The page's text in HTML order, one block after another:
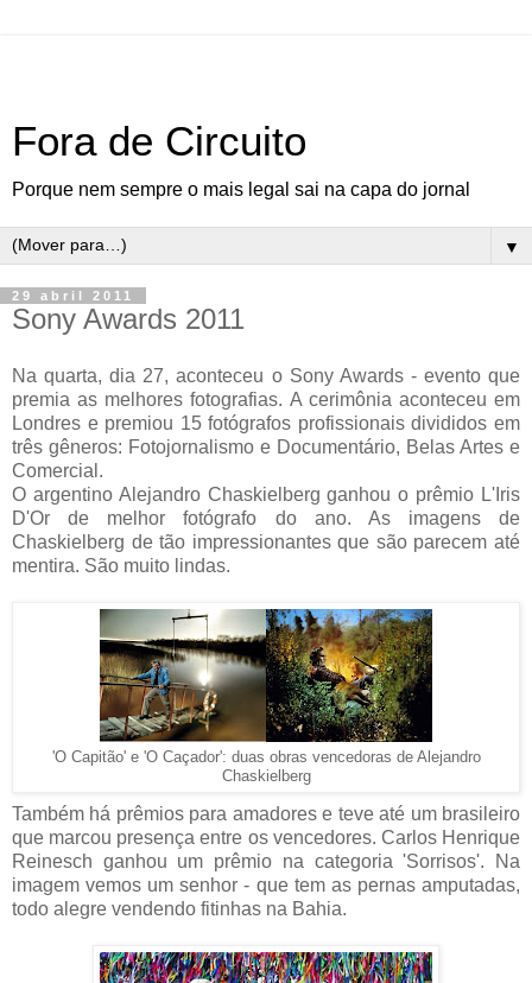
Fora de Circuito
Porque nem sempre o mais legal sai na capa do jornal
▼
29 abril 2011
Sony Awards 2011
Na quarta, dia 27, aconteceu o Sony Awards - evento que
premia as melhores fotografias. A cerimônia aconteceu em
Londres e premiou 15 fotógrafos profissionais divididos em
três gêneros: Fotojornalismo e Documentário, Belas Artes e
Comercial.
O argentino Alejandro Chaskielberg ganhou o prêmio L'Iris
D'Or de melhor fotógrafo do ano. As imagens de
Chaskielberg de tão impressionantes que são parecem até
mentira. São muito lindas.
'O Capitão' e 'O Caçador': duas obras vencedoras de Alejandro
Chaskielberg
Também há prêmios para amadores e teve até um brasileiro
que marcou presença entre os vencedores. Carlos Henrique
Reinesch ganhou um prêmio na categoria 'Sorrisos'. Na
imagem vemos um senhor - que tem as pernas amputadas,
todo alegre vendendo fitinhas na Bahia.